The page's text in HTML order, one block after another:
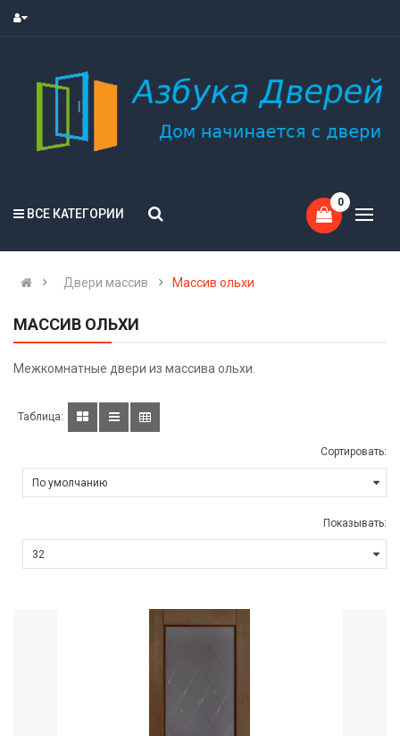
ВСЕ КАТЕГОРИИ
0
Двери массив Массив ольхи
МАССИВ ОЛЬХИ
Межкомнатные двери из массива ольхи.
Таблица:
Сортировать:
Показывать: